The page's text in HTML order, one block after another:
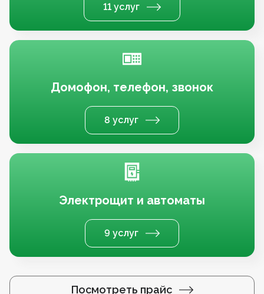
11 услуг
Домофон, телефон, звонок
8 услуг
Электрощит и автоматы
9 услуг
Посмотреть прайс